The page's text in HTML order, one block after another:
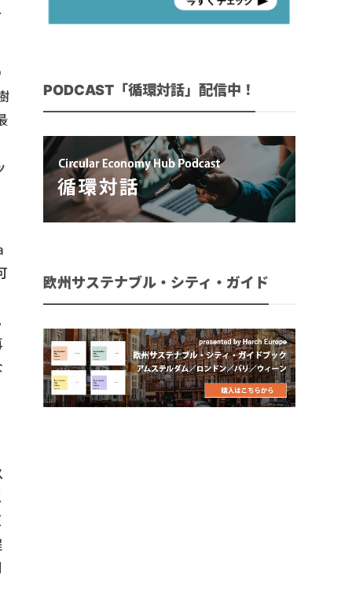
PODCAST「循環対話」配信中！
欧州サステナブル・シティ・ガイド